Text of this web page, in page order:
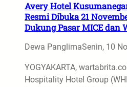
Avery Hotel
Resmi Dibuka 21
Dukung Pasar MICE dan
Dewa PanglimaSenin, 10
YOGYAKARTA,
Hospitality Hotel Group